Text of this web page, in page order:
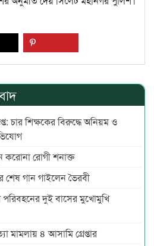
চার শিক্ষকের বিরুদ্ধে অনিয়ম ও
রোগী শনাক্ত
শেষ গান গাইলেন ভৈরবী
দুই বাসের মুখোমুখি
মামলায় ৪ আসামি গ্রেপ্তার